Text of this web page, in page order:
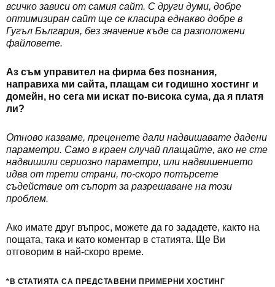
всичко зависи от самия сайт. С други думи, добре
оптимизиран сайт ще се класира еднакво добре в
Гугъл България, без значение къде са разположени
файловете.
Аз съм управител на фирма без познания,
направиха ми сайта, плащам си годишно хостинг и
домейн, но сега ми искат по-висока сума, да я платя
ли?
Отново казваме, преценете дали надвишавате дадени
параметри. Само в краен случай плащайте, ако не сте
надвишили сериозно параметри, или надвишението
идва от трети страни, по-скоро потърсете
съдействие от съпорт за разрешаване на този
проблем.
Ако имате друг въпрос, можете да го зададете, както на
пощата, така и като коментар в статията. Ще Ви
отговорим в най-скоро време.
*В СТАТИЯТА СА ПРЕДСТАВЕНИ ПРИМЕРНИ ХОСТИНГ